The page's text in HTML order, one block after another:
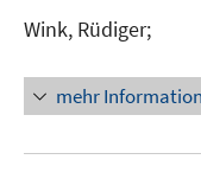
Wink, Rüdiger;
mehr